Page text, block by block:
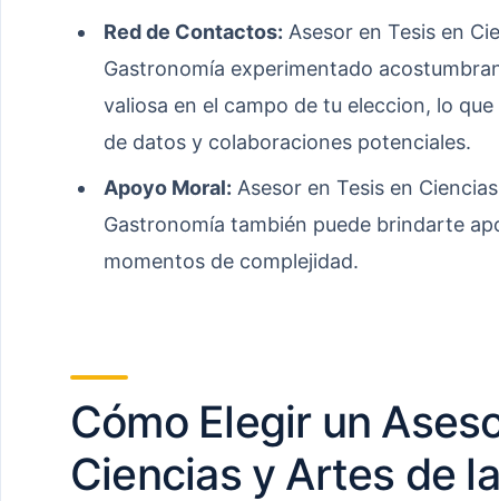
Red de Contactos: Asesor en Tesis en
Gastronomía experimentado
valiosa en el campo de tu eleccion, lo
de datos y colaboraciones potenciales.
Apoyo Moral: Asesor en Tesis en
Gastronomía también puede brindarte
momentos de complejidad.
Cómo Elegir un
Ciencias y Artes de